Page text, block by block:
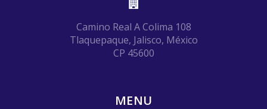
Camino Real A Colima 108
Tlaquepaque, Jalisco, México
CP 45600
MENU